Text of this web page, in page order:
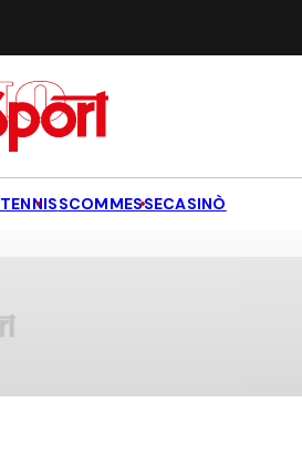
TENNISSCOMMESSECASINÒ